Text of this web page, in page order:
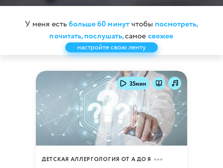
У меня естьбольше 60 минутчтобы посмотреть,
почитать,послушать,самоесвежее
настройте свою ленту
35мин
ДЕТСКАЯ АЛЛЕРГОЛОГИЯ ОТ А ДО Я